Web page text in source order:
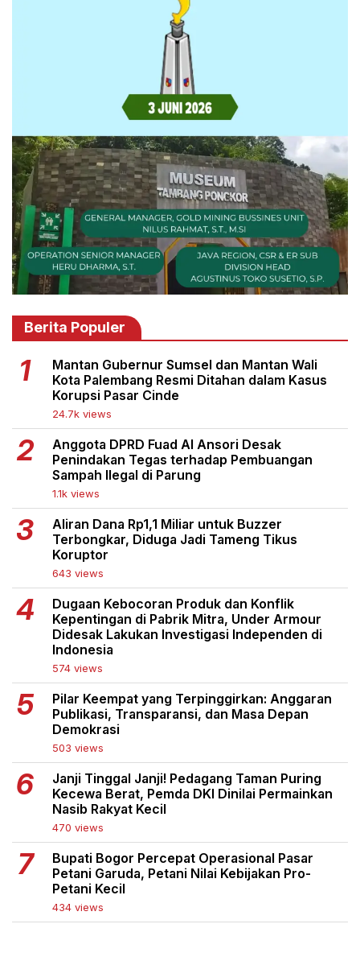
Berita Populer
Mantan Gubernur Sumsel dan Mantan Wali
Kota Palembang Resmi Ditahan dalam Kasus
Korupsi Pasar Cinde
24.7k views
Anggota DPRD Fuad Al Ansori Desak
Penindakan Tegas terhadap Pembuangan
Sampah Ilegal di Parung
1.1k views
Aliran Dana Rp1,1 Miliar untuk Buzzer
Terbongkar, Diduga Jadi Tameng Tikus
Koruptor
643 views
Dugaan Kebocoran Produk dan Konflik
Kepentingan di Pabrik Mitra, Under Armour
Didesak Lakukan Investigasi Independen di
Indonesia
574 views
Pilar Keempat yang Terpinggirkan: Anggaran
Publikasi, Transparansi, dan Masa Depan
Demokrasi
503 views
Janji Tinggal Janji! Pedagang Taman Puring
Kecewa Berat, Pemda DKI Dinilai Permainkan
Nasib Rakyat Kecil
470 views
Bupati Bogor Percepat Operasional Pasar
Petani Garuda, Petani Nilai Kebijakan Pro-
Petani Kecil
434 views